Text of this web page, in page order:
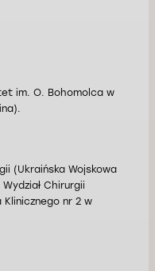
im. O. Bohomolca w
(Ukraińska Wojskowa
Chirurgii
Klinicznego nr 2 w